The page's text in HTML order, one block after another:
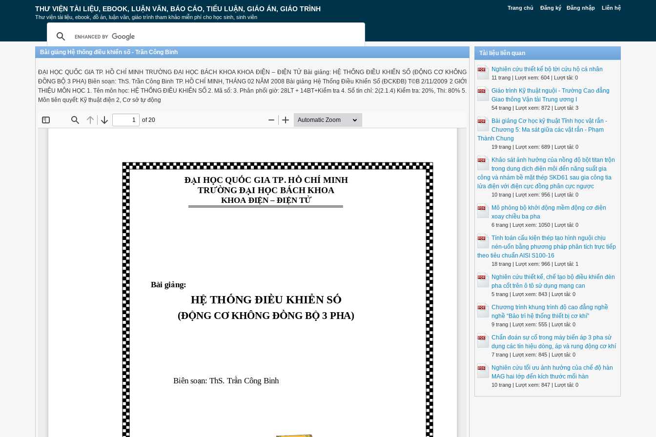
Trang chủ Đăng ký Đăng nhập Liên hệ
THƯ VIỆN TÀI LIỆU, EBOOK, LUẬN VĂN, BÁO CÁO, TIỂU LUẬN, GIÁO ÁN, GIÁO TRÌNH
Thư viện tài liệu, ebook, đồ án, luận văn, giáo trình tham khảo miễn phí cho học sinh, sinh viên
Bài giảng Hệ thống điều khiển số - Trần Công Binh
ĐẠI HỌC QUỐC GIA TP. HỒ CHÍ MINH TRƯỜNG ĐẠI HỌC BÁCH KHOA KHOA ĐIỆN – ĐIỆN TỬ Bài giảng: HỆ THỐNG ĐIỀU KHIỂN SỐ (ĐỘNG CƠ KHÔNG
ĐỒNG BỘ 3 PHA) Biên soạn: ThS. Trần Công Binh TP. HỒ CHÍ MINH, THÁNG 02 NĂM 2008 Bài giảng Hệ Thống Điều Khiển Số (ĐCKĐB) T©B 2/11/2009 2 GIỚI
THIỆU MÔN HỌC 1. Tên môn học: HỆ THỐNG ĐIỀU KHIỂN SỐ 2. Mã số: 3. Phân phối giờ: 28LT + 14BT+Kiểm tra 4. Số tín chỉ: 2(2.1.4) Kiểm tra: 20%, Thi: 80% 5.
Môn tiên quyết: Kỹ thuật điện 2, Cơ sở tự động
Tài liệu liên quan
Nghiên cứu thiết kế bộ tời cứu hộ cá nhân
11 trang | Lượt xem: 604 | Lượt tải: 0
Giáo trình Kỹ thuật nguội - Trường Cao đẳng
Giao thông Vận tải Trung ương I
54 trang | Lượt xem: 872 | Lượt tải: 3
Bài giảng Cơ học kỹ thuật Tĩnh học vật rắn -
Chương 5: Ma sát giữa các vật rắn - Phạm
Thành Chung
19 trang | Lượt xem: 689 | Lượt tải: 0
Khảo sát ảnh hưởng của nồng độ bột titan trộn
trong dung dịch điện môi đến năng suất gia
công và nhám bề mặt thép SKD61 sau gia công tia
lửa điện với điện cực đồng phân cực ngược
10 trang | Lượt xem: 956 | Lượt tải: 0
Mô phỏng bộ khởi động mềm động cơ điện
xoay chiều ba pha
6 trang | Lượt xem: 1050 | Lượt tải: 0
Tính toán cấu kiện thép tạo hình nguội chịu
nén-uốn bằng phương pháp phân tích trực tiếp
theo tiêu chuẩn AISI S100-16
18 trang | Lượt xem: 966 | Lượt tải: 1
Nghiên cứu thiết kế, chế tạo bộ điều khiển đèn
pha cốt trên ô tô sử dụng mạng can
5 trang | Lượt xem: 843 | Lượt tải: 0
Chương trình khung trình độ cao đẳng nghề
nghề “Bảo trì hệ thống thiết bị cơ khí”
9 trang | Lượt xem: 555 | Lượt tải: 0
Chẩn đoán sự cố trong máy biến áp 3 pha sử
dụng các tín hiệu dòng, áp và rung động cơ khí
7 trang | Lượt xem: 845 | Lượt tải: 0
Nghiên cứu tối ưu ảnh hưởng của chế độ hàn
MAG hai lớp đến kích thước mối hàn
10 trang | Lượt xem: 847 | Lượt tải: 0